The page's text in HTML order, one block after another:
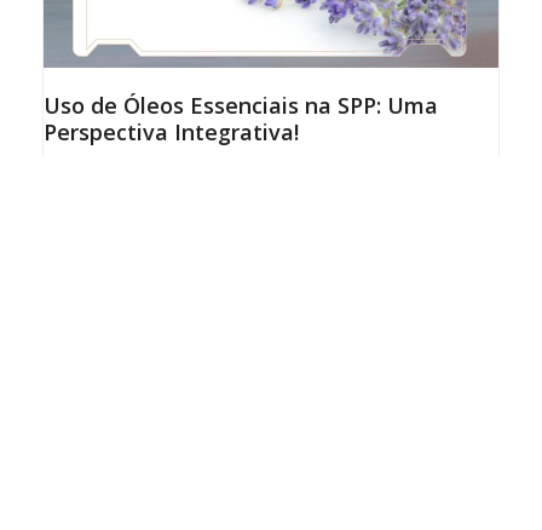
Uso de Óleos Essenciais na SPP: Uma
Perspectiva Integrativa!